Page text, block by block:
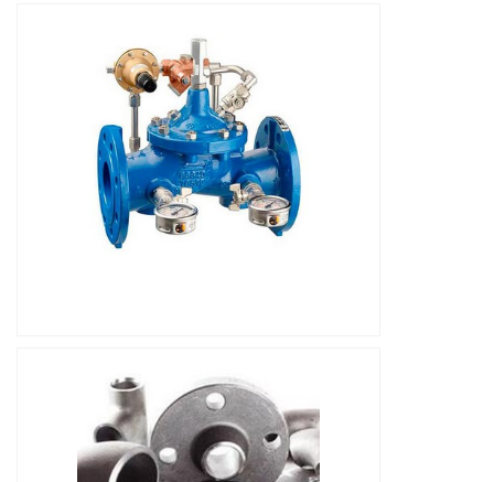
às tubulações.Informações técnicasEsse
tipo de válvula esfera solenoide são
compostas por: C...